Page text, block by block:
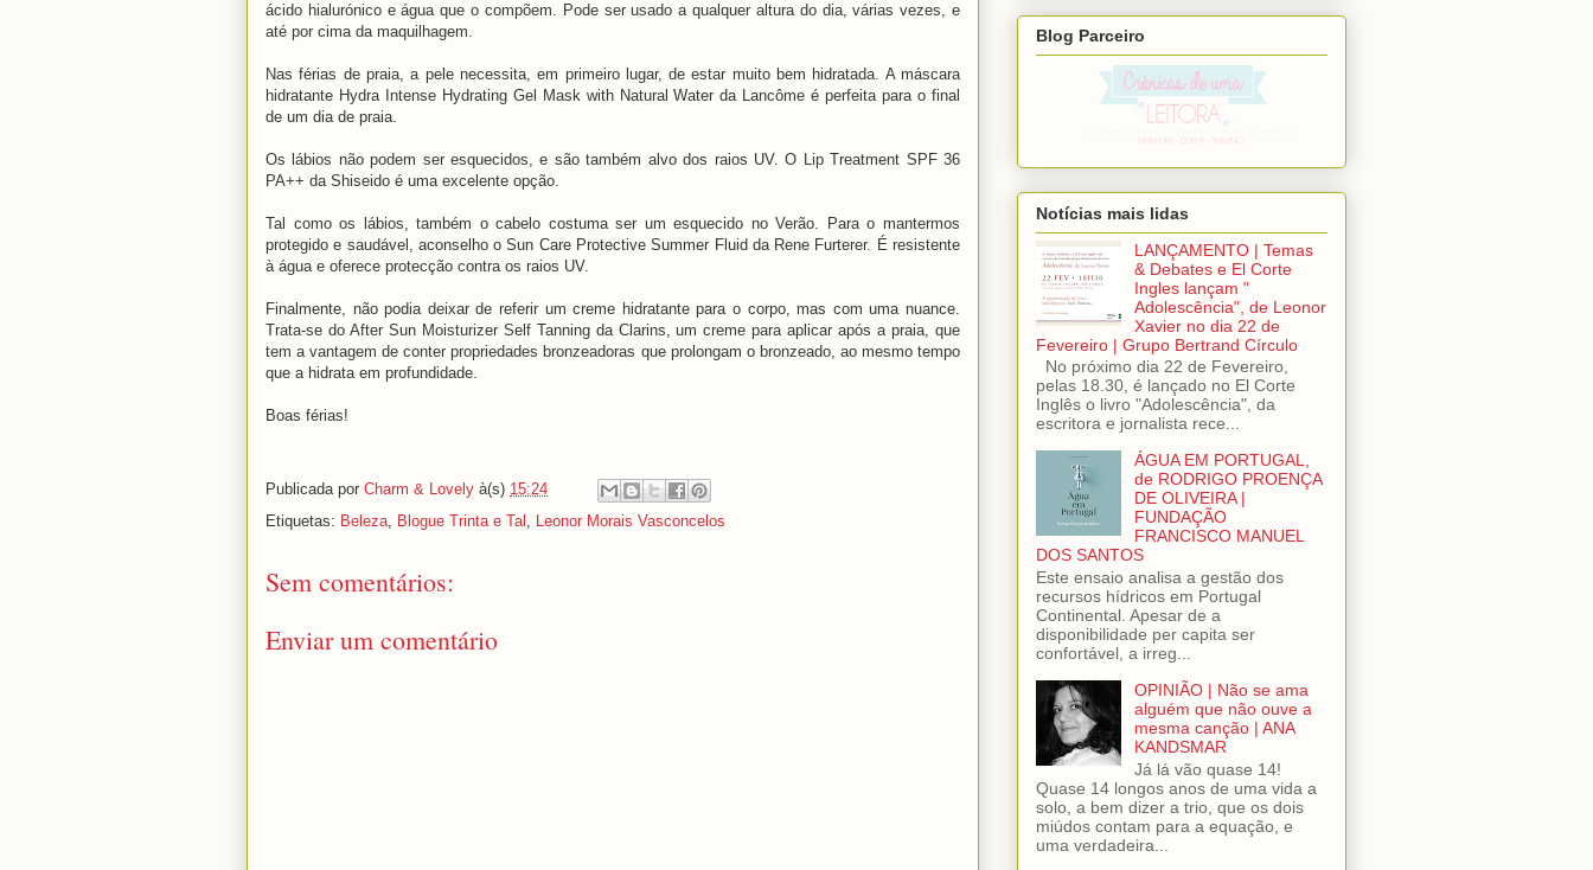
ácido hialurónico e água que o compõem. Pode ser usado a qualquer altura do dia, várias vezes, e
até por cima da maquilhagem.
Nas férias de praia, a pele necessita, em primeiro lugar, de estar muito bem hidratada. A máscara
hidratante Hydra Intense Hydrating Gel Mask with Natural Water da Lancôme é perfeita para o final
de um dia de praia.
Os lábios não podem ser esquecidos, e são também alvo dos raios UV. O Lip Treatment SPF 36
PA++ da Shiseido é uma excelente opção.
Tal como os lábios, também o cabelo costuma ser um esquecido no Verão. Para o mantermos
protegido e saudável, aconselho o Sun Care Protective Summer Fluid da Rene Furterer. É resistente
à água e oferece protecção contra os raios UV.
Finalmente, não podia deixar de referir um creme hidratante para o corpo, mas com uma nuance.
Trata-se do After Sun Moisturizer Self Tanning da Clarins, um creme para aplicar após a praia, que
tem a vantagem de conter propriedades bronzeadoras que prolongam o bronzeado, ao mesmo tempo
que a hidrata em profundidade.
Boas férias!
Publicada por Charm & Lovely à(s) 15:24
Etiquetas: Beleza, Blogue Trinta e Tal , Leonor Morais Vasconcelos
Sem comentários:
Enviar um comentário
Blog Parceiro
Notícias mais lidas
LANÇAMENTO | Temas
& Debates e El Corte
Ingles lançam "
Adolescência", de Leonor
Xavier no dia 22 de
Fevereiro | Grupo Bertrand Círculo
No próximo dia 22 de Fevereiro,
pelas 18.30, é lançado no El Corte
Inglês o livro "Adolescência", da
escritora e jornalista rece...
ÁGUA EM PORTUGAL,
de RODRIGO PROENÇA
DE OLIVEIRA |
FUNDAÇÃO
FRANCISCO MANUEL
DOS SANTOS
Este ensaio analisa a gestão dos
recursos hídricos em Portugal
Continental. Apesar de a
disponibilidade per capita ser
confortável, a irreg...
OPINIÃO | Não se ama
alguém que não ouve a
mesma canção | ANA
KANDSMAR
Já lá vão quase 14!
Quase 14 longos anos de uma vida a
solo, a bem dizer a trio, que os dois
miúdos contam para a equação, e
uma verdadeira...